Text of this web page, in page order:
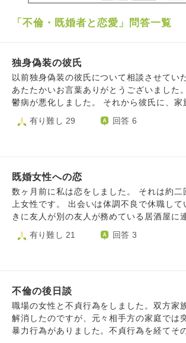
「不倫・既婚者と恋愛」問答一覧
独身偽装の彼氏
以前独身偽装の彼氏について相談させてい
あたたかいお言葉ありがとうございました。 あれから私
鬱病が悪化しました。 それから彼氏に、家
ら別れてほしいと言われました。 未練があるというより さ
れたことを思い出して苦しくなったり 未来
思える日がくるには、どう生活していけば
有り難し 29 回答 6
既婚女性への恋
数ヶ月前に私は恋をしました。 それは約二回り上の既婚年
上女性です。 出会いは体調不良で休職している時に、息抜
きに友人が別の友人が務めている居酒屋に
て、そこに務めている友人が紹介してくれ
になりました。 毎日絶望してた日々から、その人に出会っ
部はその人の事を考えている自分がいます。 最近では、
の人の旦那さんにも嫉妬するようになりま
ことはありませんが)。その方と一緒に生
には2人子どもがいるのですが、変な話その
有り難し 21 回答 3
不倫の後日談
職場の女性と不貞行為をしました。双方家
解消したのですが、元々相手方の家庭では
暴力行為がありました。不貞行為を経てそ